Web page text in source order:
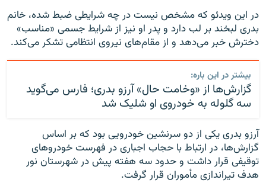
در این ویدئو که مشخص نیست در چه شرایطی ضبط شده، خانم
بدری لبخند بر لب دارد و پدر او نیز از شرایط جسمی «مناسب»
دخترش خبر می‌دهد و از مقام‌های نیروی انتظامی تشکر می‌کند.
بیشتر در این باره:
گزارش‌ها از «وخامت حال» آرزو بدری؛ فارس می‌گوید
سه گلوله به خودروی او شلیک شد
آرزو بدری یکی از دو سرنشین خودرویی بود که بر اساس
گزارش‌ها، در ارتباط با حجاب اجباری در فهرست خودروهای
توقیفی قرار داشت و حدود سه هفته پیش در شهرستان نور
هدف تیراندازی مأموران قرار گرفت.